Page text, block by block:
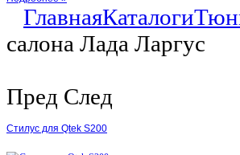
ГлавнаяКаталоги
салона Лада Ларгус
Пред След
Стилус для Qtek S200